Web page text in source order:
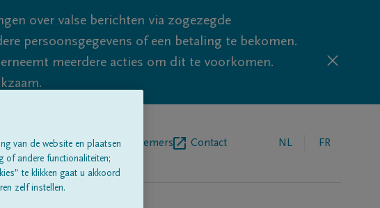
over valse berichten via zogezegde
persoonsgegevens of een betaling te bekomen.
meerdere acties om dit te voorkomen.
Over onsBegrafenisondernemers Contact NL FR
van de website en plaatsen
of andere functionaliteiten;
te klikken gaat u akkoord
zelf instellen.